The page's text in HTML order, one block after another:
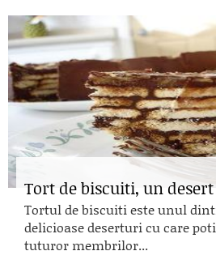
Tort de biscuiti, un
Tortul de biscuiti este unul
delicioase deserturi cu care
tuturor membrilor...